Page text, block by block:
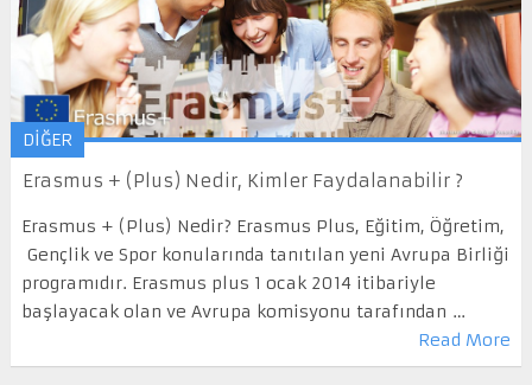
DİĞER
Erasmus + (Plus) Nedir, Kimler Faydalanabilir ?
Erasmus + (Plus) Nedir? Erasmus Plus, Eğitim, Öğretim,
Gençlik ve Spor konularında tanıtılan yeni Avrupa Birliği
programıdır. Erasmus plus 1 ocak 2014 itibariyle
başlayacak olan ve Avrupa komisyonu tarafından …
Read More